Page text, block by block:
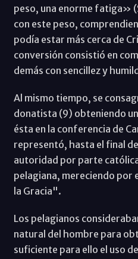
peso, una enorme fatiga»
con este peso,
podía estar más cerca de
conversión consistió en
demás con sencillez y
Al mismo tiempo, se
donatista (9) obteniendo
ésta en la conferencia de
representó, hasta el final
autoridad por parte
pelagiana, mereciendo
la Gracia".
Los pelagianos
natural del hombre para
suficiente para ello el uso